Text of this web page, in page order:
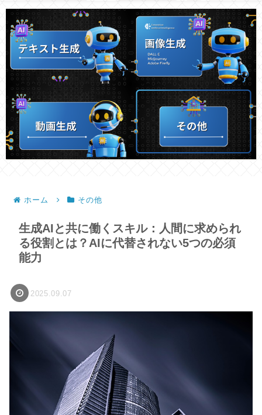
ホーム その他
生成AIと共に働くスキル：人間に求められ
る役割とは？AIに代替されない5つの必須
能力
2025.09.07